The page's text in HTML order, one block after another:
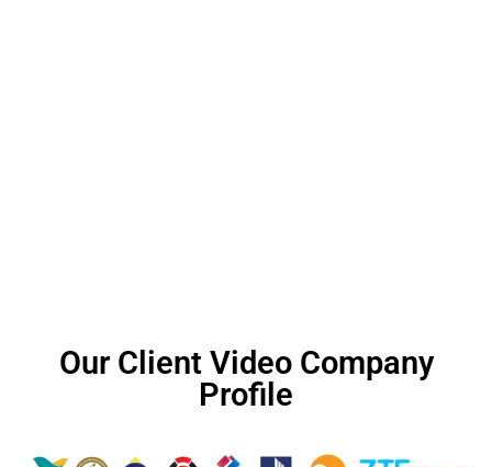
Our Client Video Company
Profile